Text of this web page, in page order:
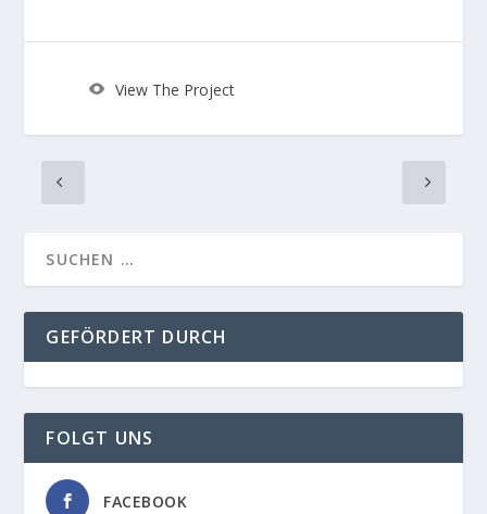
View The Project
GEFÖRDERT DURCH
FOLGT UNS
FACEBOOK